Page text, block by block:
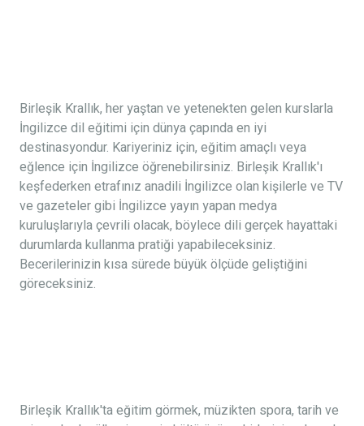
Birleşik Krallık, her yaştan ve yetenekten gelen kurslarla
İngilizce dil eğitimi için dünya çapında en iyi
destinasyondur. Kariyeriniz için, eğitim amaçlı veya
eğlence için İngilizce öğrenebilirsiniz. Birleşik Krallık'ı
keşfederken etrafınız anadili İngilizce olan kişilerle ve TV
ve gazeteler gibi İngilizce yayın yapan medya
kuruluşlarıyla çevrili olacak, böylece dili gerçek hayattaki
durumlarda kullanma pratiği yapabileceksiniz.
Becerilerinizin kısa sürede büyük ölçüde geliştiğini
göreceksiniz.
Birleşik Krallık'ta eğitim görmek, müzikten spora, tarih ve